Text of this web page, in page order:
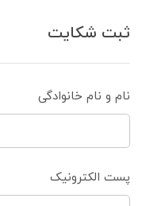
ثبت شکایت
نام و نام خانوادگی
پست الکترونیک